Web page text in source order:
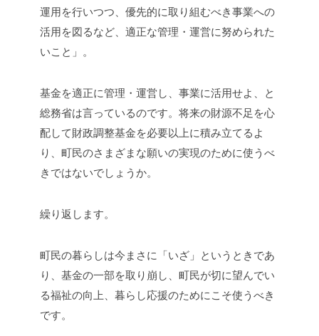
運用を行いつつ、優先的に取り組むべき事業への
活用を図るなど、適正な管理・運営に努められた
いこと」。
基金を適正に管理・運営し、事業に活用せよ、と
総務省は言っているのです。将来の財源不足を心
配して財政調整基金を必要以上に積み立てるよ
り、町民のさまざまな願いの実現のために使うべ
きではないでしょうか。
繰り返します。
町民の暮らしは今まさに「いざ」というときであ
り、基金の一部を取り崩し、町民が切に望んでい
る福祉の向上、暮らし応援のためにこそ使うべき
です。